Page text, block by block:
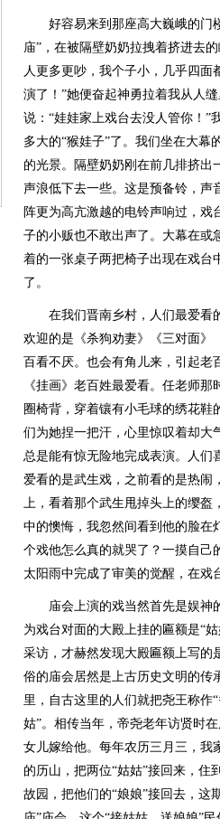
好容易来到那座高大巍峨的门楼
庙”，在被隔壁奶奶拉拽着挤进去
人更多更吵，我个子小，几乎四面
演了！”她便奋起神勇拉着我从人
说：“娃娃家上戏台去没人管你！”
多大的“猴娃子”了。我们坐在大幕
的光景。隔壁奶奶刚在前几排挤出
声浪低下去一些。这是预备铃，声
阵更为高亢激越的电铃声响过，
子的小贩也不敢出声了。大幕在或
着的一张桌子两把椅子出现在戏台
了。
在我们晋南乡村，人们最爱看的
欢迎的是《杀狗劝妻》《三对面》
百看不厌。也会有角儿来，引起老
《挂画》老百姓最爱看。任老师
圈椅背，穿着镶有小毛球的绣花鞋
们为她捏一把汗，心里惊叹着却大
总是能有惊无险地完成表演。人们
爱看的是武生戏，之前看的是热闹
上，看着那个武生甩掉头上的缨盔
中的懊悔，我忽然间看到他的脸在
个戏他怎么真的就哭了？一摸自己
太阳雨中完成了审美的觉醒，在戏
庙会上演的戏当然首先是娱神
为戏台对面的大殿上挂的匾额是“
采访，才赫然发现大殿匾额上写的
俗的庙会居然是上古历史文明的
里，自古这里的人们就把尧王称作
姑”。相传当年，帝尧老年访贤时
女儿嫁给他。每年农历三月三，我
的历山，把两位“姑姑”接回来，住
故园，把他们的“娘娘”接回去，这